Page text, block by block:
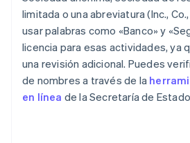
limitada o una abreviatura (Inc.,
usar palabras como «Banco» y
licencia para esas actividades, ya
una revisión adicional. Puedes
de nombres a través de la
en línea de la Secretaría de